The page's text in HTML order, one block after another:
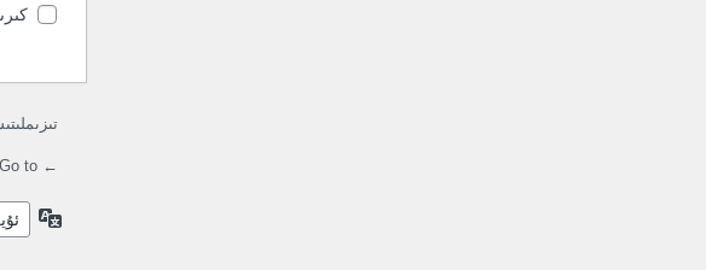
← Go to خەۋەر ۋە تەتقىقات خەۋەر مەركىزى
تىللار